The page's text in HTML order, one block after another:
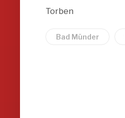
Torben
Bad Münder